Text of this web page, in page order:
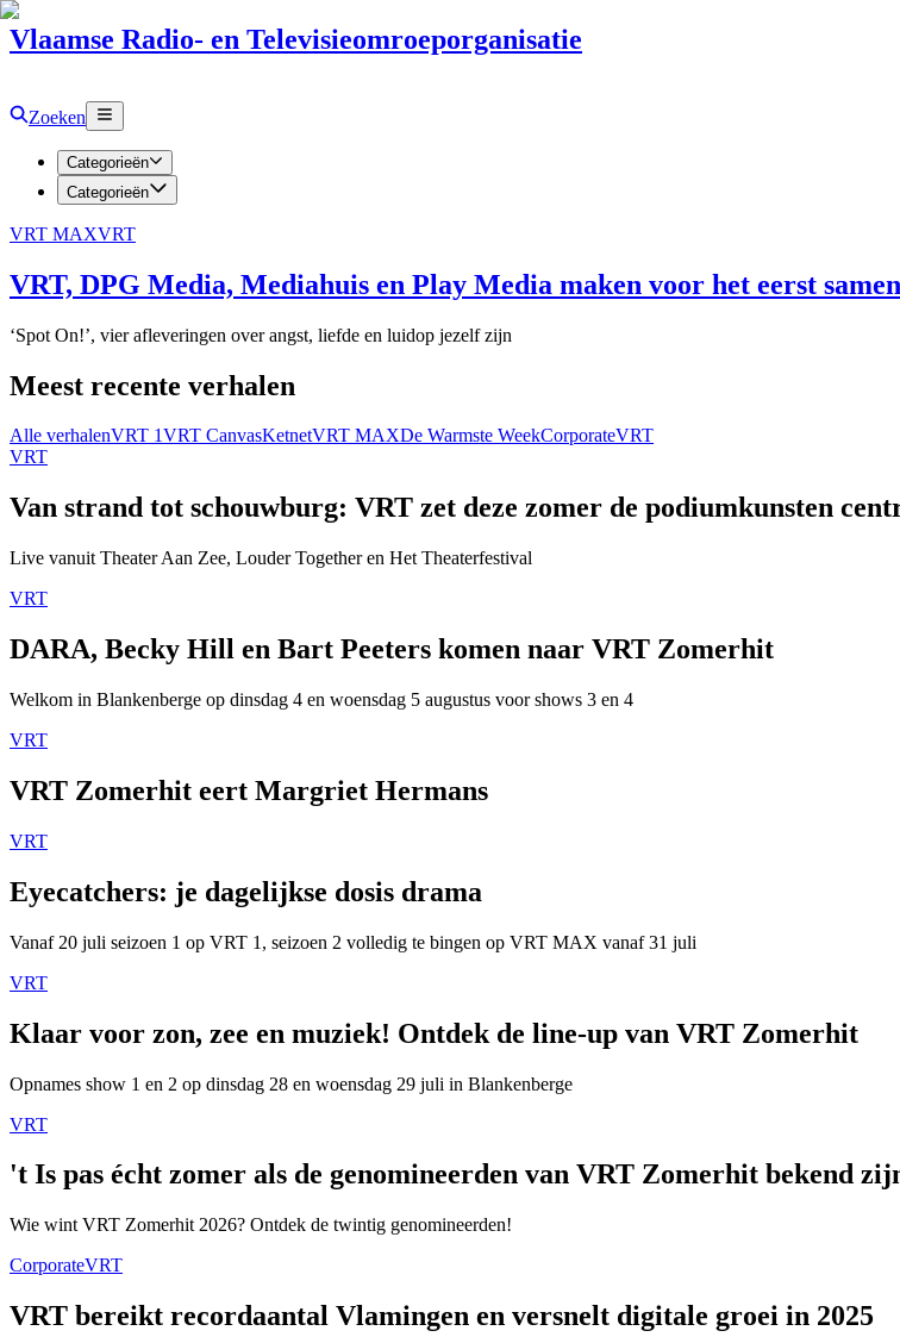
Vlaamse Radio- en Televisieomroeporganisatie
Zoeken
Categorieën
Categorieën
VRT MAXVRT
VRT, DPG Media, Mediahuis en Play Media maken voor het eerst
‘Spot On!’, vier afleveringen over angst, liefde en luidop jezelf zijn
Meest recente verhalen
Alle verhalenVRT 1VRT CanvasKetnetVRT MAXDe Warmste WeekCorporateVRT
VRT
Van strand tot schouwburg: VRT zet deze zomer de podiumkunsten
Live vanuit Theater Aan Zee, Louder Together en Het Theaterfestival
VRT
DARA, Becky Hill en Bart Peeters komen naar VRT Zomerhit
Welkom in Blankenberge op dinsdag 4 en woensdag 5 augustus voor shows 3 en 4
VRT
VRT Zomerhit eert Margriet Hermans
VRT
Eyecatchers: je dagelijkse dosis drama
Vanaf 20 juli seizoen 1 op VRT 1, seizoen 2 volledig te bingen op VRT MAX vanaf 31 juli
VRT
Klaar voor zon, zee en muziek! Ontdek de line-up van VRT Zomerhit
Opnames show 1 en 2 op dinsdag 28 en woensdag 29 juli in Blankenberge
VRT
't Is pas écht zomer als de genomineerden van VRT Zomerhit bekend
Wie wint VRT Zomerhit 2026? Ontdek de twintig genomineerden!
CorporateVRT
VRT bereikt recordaantal Vlamingen en versnelt digitale groei in 2025